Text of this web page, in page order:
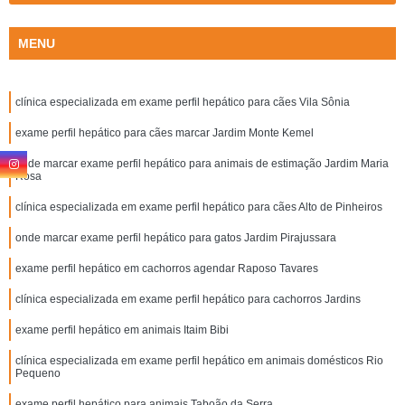
MENU
clínica especializada em exame perfil hepático para cães Vila Sônia
exame perfil hepático para cães marcar Jardim Monte Kemel
onde marcar exame perfil hepático para animais de estimação Jardim Maria
Rosa
clínica especializada em exame perfil hepático para cães Alto de Pinheiros
onde marcar exame perfil hepático para gatos Jardim Pirajussara
exame perfil hepático em cachorros agendar Raposo Tavares
clínica especializada em exame perfil hepático para cachorros Jardins
exame perfil hepático em animais Itaim Bibi
clínica especializada em exame perfil hepático em animais domésticos Rio
Pequeno